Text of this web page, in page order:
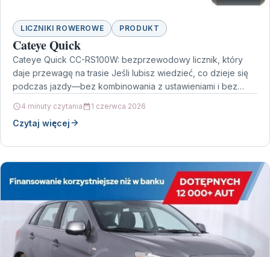
LICZNIKI ROWEROWE PRODUKT
Cateye Quick
Cateye Quick CC-RS100W: bezprzewodowy licznik, który
daje przewagę na trasie Jeśli lubisz wiedzieć, co dzieje się
podczas jazdy—bez kombinowania z ustawieniami i bez
4 minuty czytania 1 czerwca 2026
Czytaj więcej